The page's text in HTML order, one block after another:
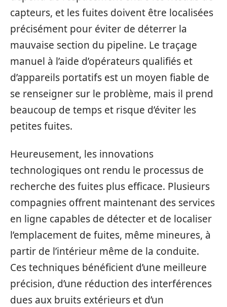
capteurs, et les fuites doivent être localisées
précisément pour éviter de déterrer la
mauvaise section du pipeline. Le traçage
manuel à l’aide d’opérateurs qualifiés et
d’appareils portatifs est un moyen fiable de
se renseigner sur le problème, mais il prend
beaucoup de temps et risque d’éviter les
petites fuites.
Heureusement, les innovations
technologiques ont rendu le processus de
recherche des fuites plus efficace. Plusieurs
compagnies offrent maintenant des services
en ligne capables de détecter et de localiser
l’emplacement de fuites, même mineures, à
partir de l’intérieur même de la conduite.
Ces techniques bénéficient d’une meilleure
précision, d’une réduction des interférences
dues aux bruits extérieurs et d’un